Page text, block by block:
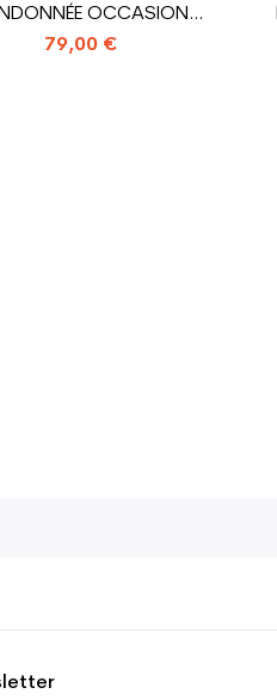
OCCASION
DYNAFIT ONE U
79,00 €